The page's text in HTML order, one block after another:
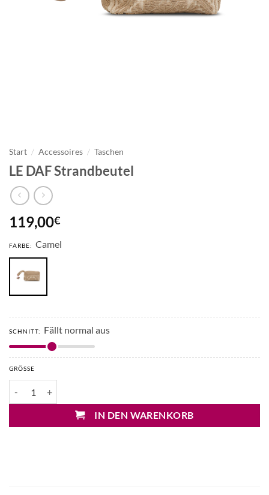
Start / Accessoires / Taschen
LE DAF Strandbeutel
119,00€
FARBE: Camel
SCHNITT: Fällt normal aus
GRÖSSE
IN DEN WARENKORB